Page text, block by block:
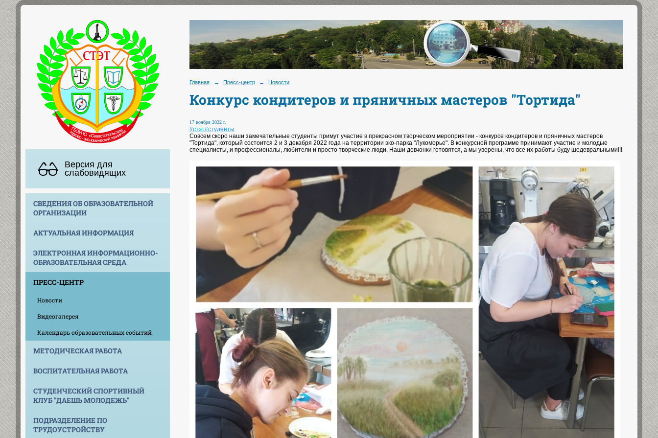
Версия для
слабовидящих
СВЕДЕНИЯ ОБ ОБРАЗОВАТЕЛЬНОЙ
ОРГАНИЗАЦИИ
АКТУАЛЬНАЯ ИНФОРМАЦИЯ
ЭЛЕКТРОННАЯ ИНФОРМАЦИОННО-
ОБРАЗОВАТЕЛЬНАЯ СРЕДА
ПРЕСС-ЦЕНТР
Новости
Видеогалерея
Календарь образовательных событий
МЕТОДИЧЕСКАЯ РАБОТА
ВОСПИТАТЕЛЬНАЯ РАБОТА
СТУДЕНЧЕСКИЙ СПОРТИВНЫЙ
КЛУБ "ДАЕШЬ МОЛОДЕЖЬ"
ПОДРАЗДЕЛЕНИЕ ПО
ТРУДОУСТРОЙСТВУ
Главная → Пресс-центр → Новости
Конкурс кондитеров и пряничных мастеров "Тортида"
17 ноября 2022 г.
#стэт#студенты
Совсем скоро наши замечательные студенты примут участие в прекрасном творческом мероприятии - конкурсе кондитеров и пряничных мастеров
"Тортида", который состоится 2 и 3 декабря 2022 года на территории эко-парка "Лукоморье". В конкурсной программе принимают участие и молодые
специалисты, и профессионалы, любители и просто творческие люди. Наши девчонки готовятся, а мы уверены, что все их работы буду шедевральными!!!